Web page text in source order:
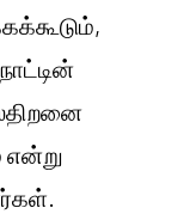
என்று